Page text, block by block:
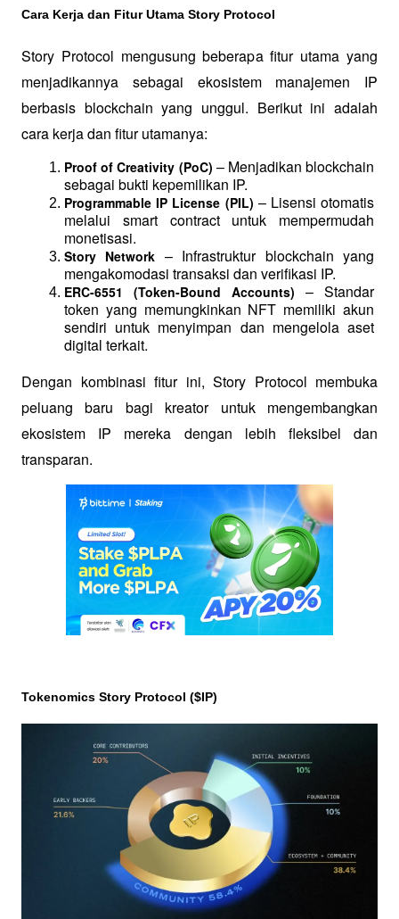
Cara Kerja dan Fitur Utama Story Protocol
Story Protocol mengusung beberapa fitur utama yang
menjadikannya sebagai ekosistem manajemen IP
berbasis blockchain yang unggul. Berikut ini adalah
cara kerja dan fitur utamanya:
Proof of Creativity (PoC) – Menjadikan blockchain
sebagai bukti kepemilikan IP.
Programmable IP License (PIL) – Lisensi otomatis
melalui smart contract untuk mempermudah
monetisasi.
Story Network – Infrastruktur blockchain yang
mengakomodasi transaksi dan verifikasi IP.
ERC-6551 (Token-Bound Accounts)
– Standar
token yang memungkinkan NFT memiliki akun
sendiri untuk menyimpan dan mengelola aset
digital terkait.
Dengan kombinasi fitur ini, Story Protocol membuka
peluang baru bagi kreator untuk mengembangkan
ekosistem IP mereka dengan lebih fleksibel dan
transparan.
Tokenomics Story Protocol ($IP)